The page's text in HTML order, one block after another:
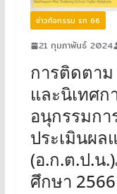
ข่าวกิจกรรม ธท 66
21 กุมภาพันธ์ 2024
การติดตาม
และนิเทศ
อนุกรรมก
ประเมินผล
(อ.ก.ต.ป.น
ศึกษา 2566